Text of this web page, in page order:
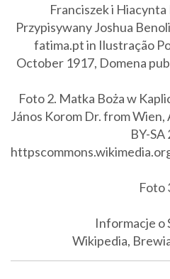
Franciszek i
Przypisywany Joshua
fatima.pt in Ilustração
October 1917, Domena
Foto 2. Matka Boża w
János Korom Dr. from Wien,
BY-SA
Foto
Informacje o
Wikipedia,